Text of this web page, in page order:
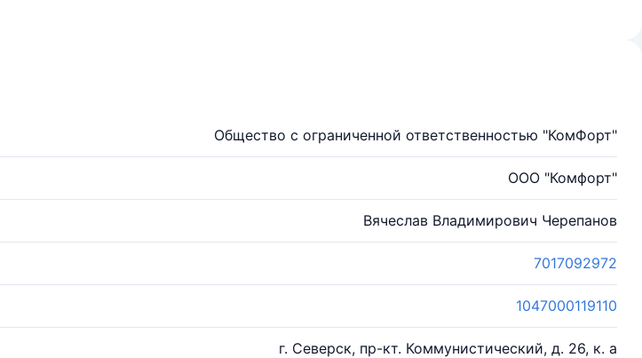
Общество с ограниченной ответственностью "КомФорт"
ООО "Комфорт"
Вячеслав Владимирович Черепанов
7017092972
1047000119110
г. Северск, пр-кт. Коммунистический, д. 26, к. а